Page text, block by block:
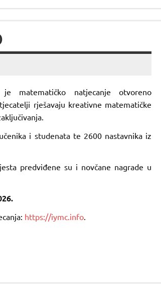
matematičko natjecanje otvoreno
rješavaju kreativne matematičke
i studenata te 2600 nastavnika iz
predviđene su i novčane nagrade u
https://iymc.info.